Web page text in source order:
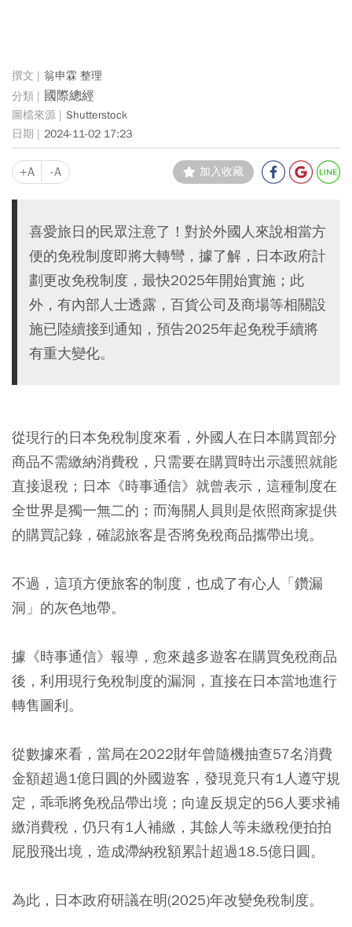
翁申霖 整理
國際總經
Shutterstock
2024-11-02 17:23
+A -A 加入收藏
喜愛旅日的民眾注意了！對於外國人來說相當方
便的免稅制度即將大轉彎，據了解，日本政府計
劃更改免稅制度，最快2025年開始實施；此
外，有內部人士透露，百貨公司及商場等相關設
施已陸續接到通知，預告2025年起免稅手續將
有重大變化。
從現行的日本免稅制度來看，外國人在日本購買部分
商品不需繳納消費稅，只需要在購買時出示護照就能
直接退稅；日本《時事通信》就曾表示，這種制度在
全世界是獨一無二的；而海關人員則是依照商家提供
的購買記錄，確認旅客是否將免稅商品攜帶出境。
不過，這項方便旅客的制度，也成了有心人「鑽漏
洞」的灰色地帶。
據《時事通信》報導，愈來越多遊客在購買免稅商品
後，利用現行免稅制度的漏洞，直接在日本當地進行
轉售圖利。
從數據來看，當局在2022財年曾隨機抽查57名消費
金額超過1億日圓的外國遊客，發現竟只有1人遵守規
定，乖乖將免稅品帶出境；向違反規定的56人要求補
繳消費稅，仍只有1人補繳，其餘人等未繳稅便拍拍
屁股飛出境，造成滯納稅額累計超過18.5億日圓。
為此，日本政府研議在明(2025)年改變免稅制度。